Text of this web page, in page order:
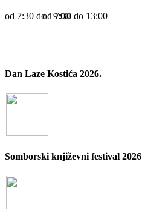
od 7:30 dо 19:00od 7:30 dо 13:00
Dan Laze Kostića 2026.
Somborski književni festival 2026